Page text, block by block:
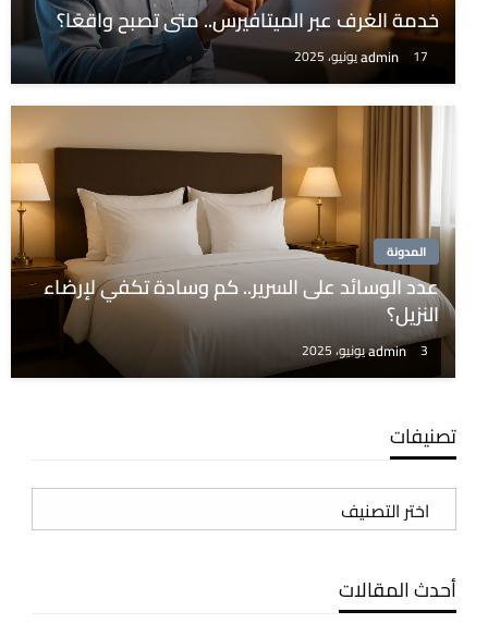
خدمة الغرف عبر الميتافيرس.. متى تصبح واقعًا؟
admin 17 يونيو، 2025
المدونة
عدد الوسائد على السرير.. كم وسادة تكفي لإرضاء
النزيل؟
admin 3 يونيو، 2025
تصنيفات
تصنيفات
أحدث المقالات